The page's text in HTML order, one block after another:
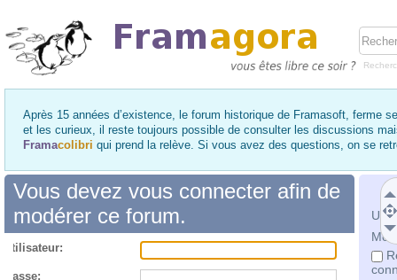
Après 15 années d’existence, le forum historique de Framasoft, ferme
et les curieux, il reste toujours possible de consulter les discussions
Framacolibri qui prend la relève. Si vous avez des questions, on se
Mot
Vous devez vous connecter afin de
modérer ce forum.
passe: